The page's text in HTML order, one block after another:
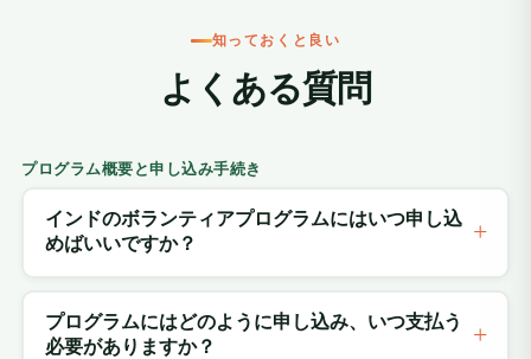
知っておくと良い
よくある質問
プログラム概要と申し込み手続き
インドのボランティアプログラムにはいつ申し込
めばいいですか？
プログラムにはどのように申し込み、いつ支払う
必要がありますか？